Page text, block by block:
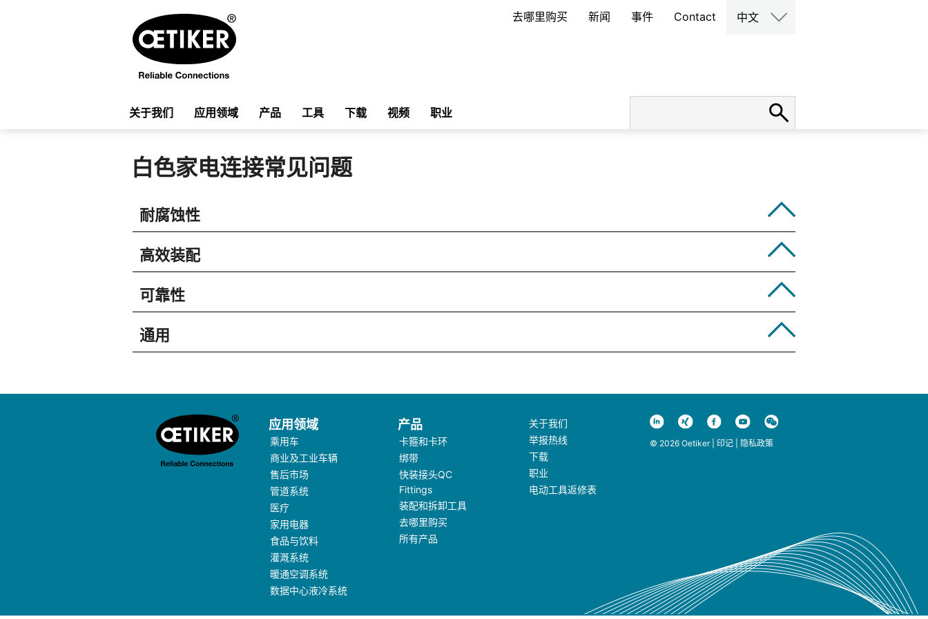
去哪里购买 新闻 事件 Contact 中文
关于我们 应用领域 产品 工具 下载 视频 职业
白色家电连接常见问题
耐腐蚀性
高效装配
可靠性
通用
应用领域
乘用车
商业及工业车辆
售后市场
管道系统
医疗
家用电器
食品与饮料
灌溉系统
暖通空调系统
数据中心液冷系统
产品
卡箍和卡环
绑带
快装接头QC
Fittings
装配和拆卸工具
去哪里购买
所有产品
关于我们
举报热线
下载
职业
电动工具返修表
© 2026 Oetiker | 印记| 隐私政策